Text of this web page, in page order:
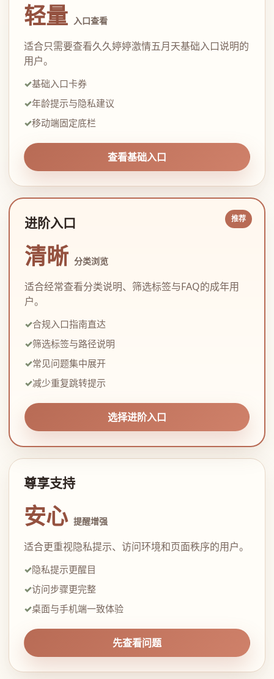
轻量 入口查看
适合只需要查看久久婷婷激情五月天基础入口说明的
用户。
基础入口卡券
年龄提示与隐私建议
移动端固定底栏
查看基础入口
进阶入口
清晰 分类浏览
适合经常查看分类说明、筛选标签与FAQ的成年用
户。
合规入口指南直达
筛选标签与路径说明
常见问题集中展开
减少重复跳转提示
选择进阶入口
尊享支持
安心 提醒增强
适合更重视隐私提示、访问环境和页面秩序的用户。
隐私提示更醒目
访问步骤更完整
桌面与手机端一致体验
先查看问题